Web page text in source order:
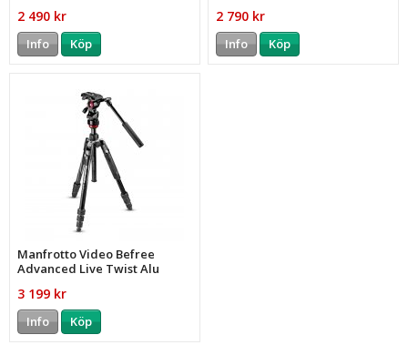
2 490 kr
Info Köp
2 790 kr
Info Köp
Manfrotto Video Befree
Advanced Live Twist Alu
3 199 kr
Info Köp